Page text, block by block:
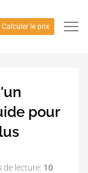
Calculer le prix
pour
de lecture: 10